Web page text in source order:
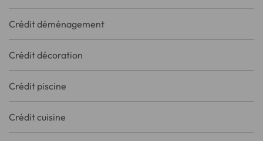
Crédit déménagement
Crédit décoration
Crédit piscine
Crédit cuisine